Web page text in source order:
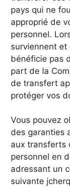
pays qui ne
approprié de
personnel.
surviennent et
bénéficie pas
part de la
de transfert
protéger vos
Vous pouvez
des garanties
aux transferts
personnel en
adressant un
suivante